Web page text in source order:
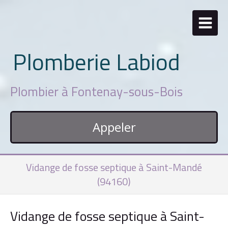
Plomberie Labiod
Plombier à Fontenay-sous-Bois
Appeler
Vidange de fosse septique à Saint-Mandé
(94160)
Vidange de fosse septique à Saint-